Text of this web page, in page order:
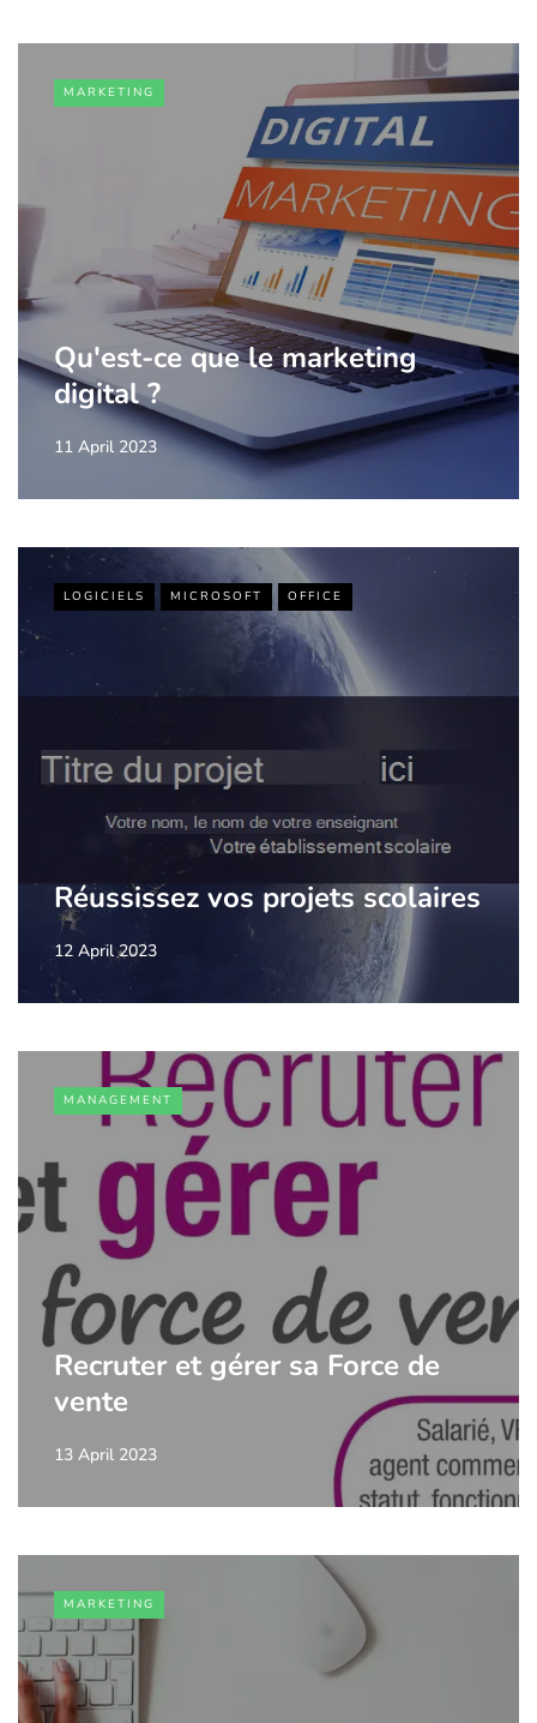
MARKETING
Qu'est-ce que le marketing
digital ?
11 April 2023
LOGICIELS MICROSOFT OFFICE
Réussissez vos projets scolaires
12 April 2023
MANAGEMENT
Recruter et gérer sa Force de
vente
13 April 2023
MARKETING